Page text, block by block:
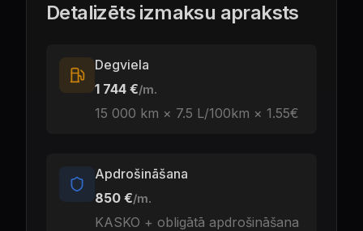
Detalizēts izmaksu apraksts
Degviela
1 744 €/m.
15 000 km × 7.5 L/100km × 1.55€
Apdrošināšana
850 €/m.
KASKO + obligātā apdrošināšana